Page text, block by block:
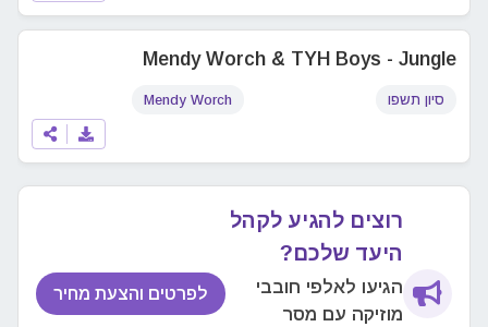
Mendy Worch & TYH Boys - Jungle
סיון תשפו Mendy Worch
רוצים להגיע לקהל
היעד שלכם?
הגיעו לאלפי חובבי
מוזיקה עם מסר
לפרטים והצעת מחיר